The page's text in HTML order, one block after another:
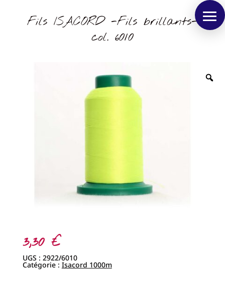
Fils ISACORD -Fils brillants-
col. 6010
3,30 €
UGS : 2922/6010
Catégorie : Isacord 1000m